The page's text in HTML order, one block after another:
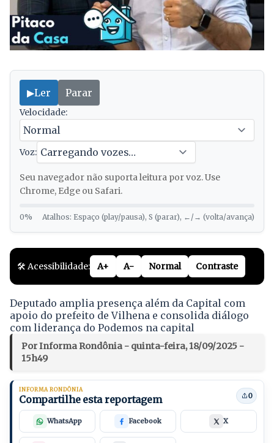
▶Ler Parar
Velocidade:
Voz:
Seu navegador não suporta leitura por voz. Use
Chrome, Edge ou Safari.
0% Atalhos: Espaço (play/pausa), S (parar), ←/→ (volta/avança)
🛠️ Acessibilidade: A+ A- Normal Contraste
Deputado amplia presença além da Capital com
apoio do prefeito de Vilhena e consolida diálogo
com liderança do Podemos na capital
Por Informa Rondônia - quinta-feira, 18/09/2025 -
15h49
INFORMA RONDÔNIA
Compartilhe esta reportagem 0
WhatsApp Facebook X